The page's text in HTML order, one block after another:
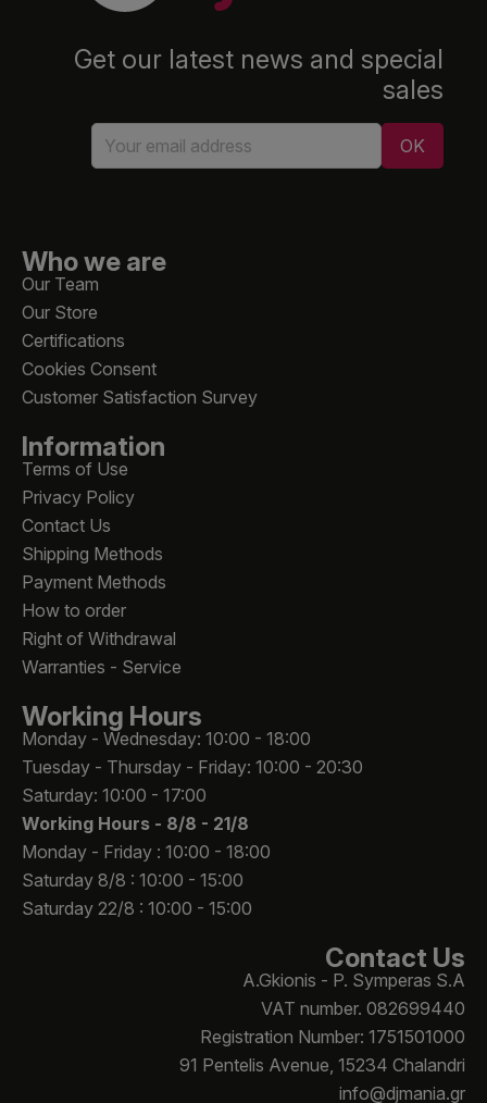
Get our latest news and special
sales
Who we are
Our Team
Our Store
Certifications
Cookies Consent
Customer Satisfaction Survey
Information
Terms of Use
Privacy Policy
Contact Us
Shipping Methods
Payment Methods
How to order
Right of Withdrawal
Warranties - Service
Working Hours
Monday - Wednesday: 10:00 - 18:00
Tuesday - Thursday - Friday: 10:00 - 20:30
Saturday: 10:00 - 17:00
Working Hours - 8/8 - 21/8
Monday - Friday : 10:00 - 18:00
Saturday 8/8 : 10:00 - 15:00
Saturday 22/8 : 10:00 - 15:00
Contact Us
A.Gkionis - P. Symperas S.A
VAT number. 082699440
Registration Number: 1751501000
91 Pentelis Avenue, 15234 Chalandri
info@djmania.gr